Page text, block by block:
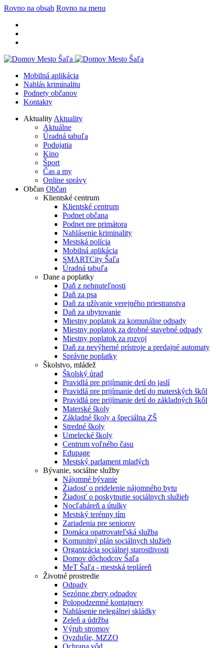
Rovno na obsah Rovno na menu
Mobilná aplikácia
Nahlás kriminalitu
Podnety občanov
Kontakty
Aktuality Aktuality
Aktuálne
Úradná tabuľa
Podujatia
Kino
Šport
Čas a my
Online správy
Občan Občan
Klientské centrum
Klientské centrum
Podnet občana
Podnet pre primátora
Nahlásenie kriminality
Mestská polícia
Mobilná aplikácia
SMARTCity Šaľa
Úradná tabuľa
Dane a poplatky
Daň z nehnuteľnosti
Daň za psa
Daň za užívanie verejného priestranstva
Daň za ubytovanie
Miestny poplatok za komunálne odpady
Miestny poplatok za drobné stavebné odpady
Miestny poplatok za rozvoj
Daň za nevýherné prístroje a predajné automaty
Správne poplatky
Školstvo, mládež
Školský úrad
Pravidlá pre prijímanie detí do jaslí
Pravidlá pre prijímanie detí do materských škôl
Pravidlá pre prijímanie detí do základných škôl
Materské školy
Základné školy a špeciálna ZŠ
Stredné školy
Umelecké školy
Centrum voľného času
Edupage
Mestský parlament mladých
Bývanie, sociálne služby
Nájomné bývanie
Žiadosť o pridelenie nájomného bytu
Žiadosť o poskytnutie sociálnych služieb
Nocľaháreň a útulky
Mestský terénny tím
Zariadenia pre seniorov
Domáca opatrovateľská služba
Komunitný plán sociálnych služieb
Organizácia sociálnej starostlivosti
Domov dôchodcov Šaľa
MeT Šaľa - mestská tepláreň
Životné prostredie
Odpady
Sezónne zbery odpadov
Polopodzemné kontajnery
Nahlásenie nelegálnej skládky
Zeleň a údržba
Výrub stromov
Ovzdušie, MZZO
Ochrana vôd